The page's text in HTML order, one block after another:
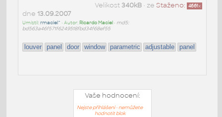
Staženo: 4661x
Velikost340kB• ze
dne 13.09.2007
Umístil:rmaciel^ • Autor: Ricardo Maciel• md5:
bd563a46f571f6249518fbd34f68ef55
louver panel door window parametric adjustable panel
Vaše hodnocení:
Nejste přihlášeni - nemůžete
hodnotit blok